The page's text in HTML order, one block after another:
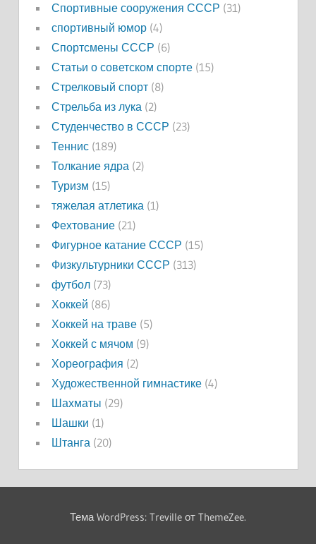
Спортивные сооружения СССР (31)
спортивный юмор(4)
Спортсмены СССР (6)
Статьи о советском спорте(15)
Стрелковый спорт(8)
Стрельба из лука(2)
Студенчество в СССР (23)
Теннис(189)
Толкание ядра(2)
Туризм (15)
тяжелая атлетика(1)
Фехтование(21)
Фигурное катание СССР (15)
Физкультурники СССР (313)
футбол(73)
Хоккей (86)
Хоккей на траве(5)
Хоккей с мячом (9)
Хореография (2)
Художественной гимнастике(4)
Шахматы (29)
Шашки (1)
Штанга(20)
Тема WordPress: Treville от ThemeZee.